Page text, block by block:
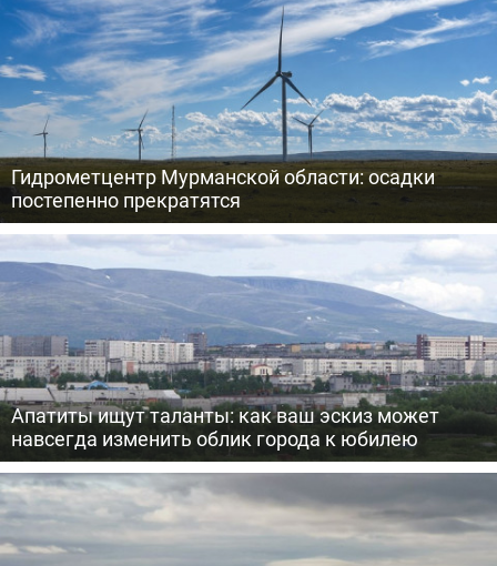
Гидрометцентр Мурманской области: осадки
постепенно прекратятся
Апатиты ищут таланты: как ваш эскиз может
навсегда изменить облик города к юбилею